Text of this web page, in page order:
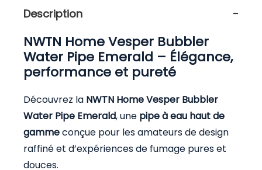
Description
NWTN Home Vesper Bubbler
Water Pipe Emerald – Élégance,
performance et pureté
Découvrez la NWTN Home Vesper Bubbler
Water Pipe Emerald, une pipe à eau haut de
gammeconçue pour les amateurs de design
raffiné et d’expériences de fumage pures et
douces.